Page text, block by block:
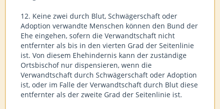
12. Keine zwei durch Blut, Schwägerschaft oder
Adoption verwandte Menschen können den Bund der
Ehe eingehen, sofern die Verwandtschaft nicht
entfernter als bis in den vierten Grad der Seitenlinie
ist. Von diesem Ehehindernis kann der zuständige
Ortsbischof nur dispensieren, wenn die
Verwandtschaft durch Schwägerschaft oder Adoption
ist, oder im Falle der Verwandtschaft durch Blut diese
entfernter als der zweite Grad der Seitenlinie ist.